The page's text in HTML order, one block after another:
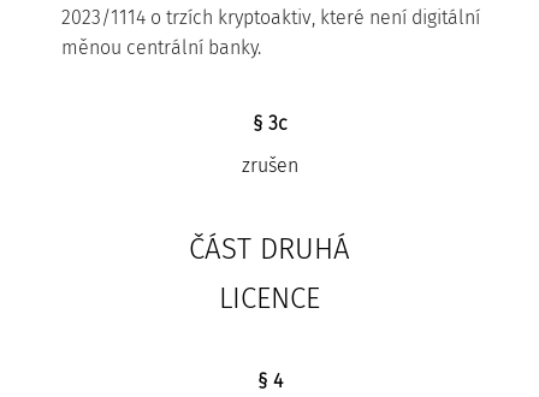
2023/1114 o trzích kryptoaktiv, které není digitální
měnou centrální banky.
§ 3c
zrušen
ČÁST DRUHÁ
LICENCE
§ 4